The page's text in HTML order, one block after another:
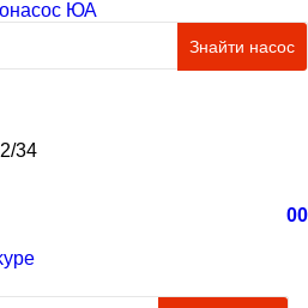
Знайти насос
34
00